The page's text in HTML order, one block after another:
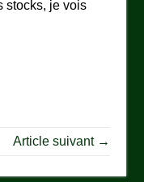
stocks, je vois
Article suivant →